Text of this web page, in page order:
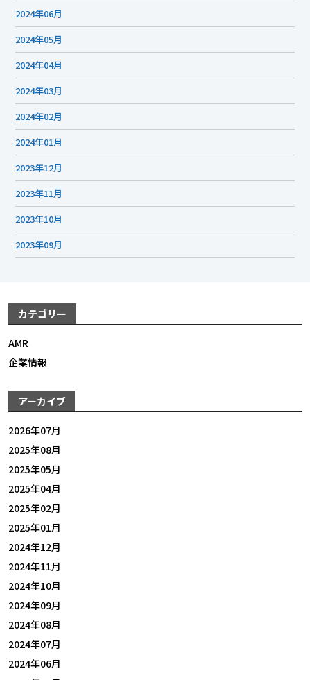
2024年06月
2024年05月
2024年04月
2024年03月
2024年02月
2024年01月
2023年12月
2023年11月
2023年10月
2023年09月
カテゴリー
AMR
企業情報
アーカイブ
2026年07月
2025年08月
2025年05月
2025年04月
2025年02月
2025年01月
2024年12月
2024年11月
2024年10月
2024年09月
2024年08月
2024年07月
2024年06月